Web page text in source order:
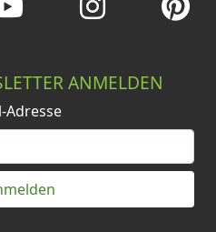
ANMELDEN
Adresse